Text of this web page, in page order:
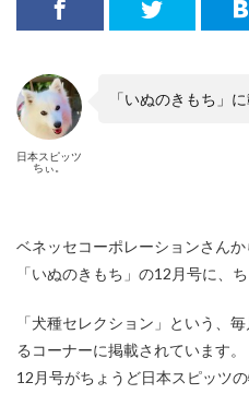
日本スピッツ
ちぃ。
「いぬのきもち」
ベネッセコーポレーションさん
「いぬのきもち」の12月号に、
「犬種セレクション」という、
るコーナーに掲載されています。
12月号がちょうど日本スピッツ